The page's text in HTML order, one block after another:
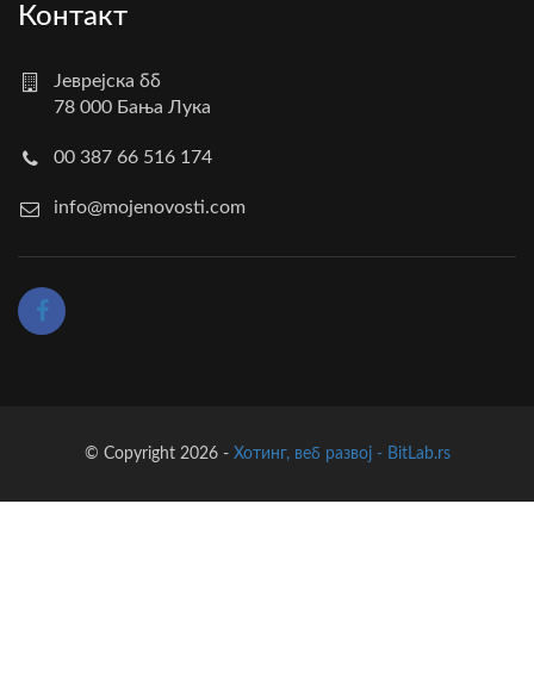
Контакт
Јеврејска бб
78 000 Бања Лука
00 387 66 516 174
info@mojenovosti.com
© Copyright 2026 - Хотинг, веб развој - BitLab.rs